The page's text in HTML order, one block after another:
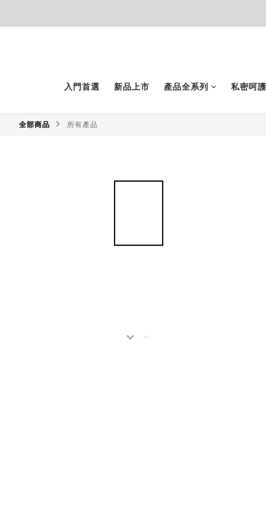
入門首選 新品上市 產品全系列 私密呵
全部商品 所有產品